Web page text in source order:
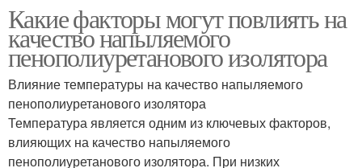
Какие факторы могут повлиять на
качество напыляемого
пенополиуретанового изолятора
Влияние температуры на качество напыляемого
пенополиуретанового изолятора
Температура является одним из ключевых факторов,
влияющих на качество напыляемого
пенополиуретанового изолятора. При низких